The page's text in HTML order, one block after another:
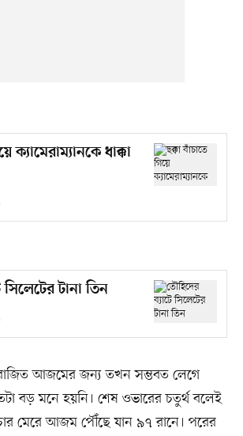
ক্যামেরাম্যানকে ধাক্কা
টানা তিন
আজমের জন্য তখন সম্ভবত লেগে
বড় মনে হয়নি। শেষ ওভারের চতুর্থ বলেই
মেরে আজম পৌঁছে যান ৯৭ রানে। পরের